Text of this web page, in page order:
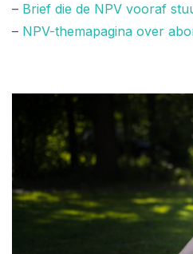
– Brief die de NPV vooraf
– NPV-themapagina over